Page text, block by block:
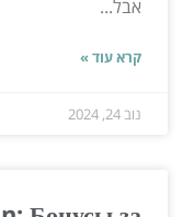
אבל...
קרא עוד »
נוב 24, 2024